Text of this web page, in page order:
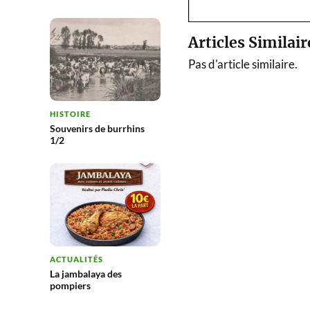
HISTOIRE
Souvenirs de burrhins
1/2
ACTUALITÉS
La jambalaya des
pompiers
Articles
Pas d'article similaire.